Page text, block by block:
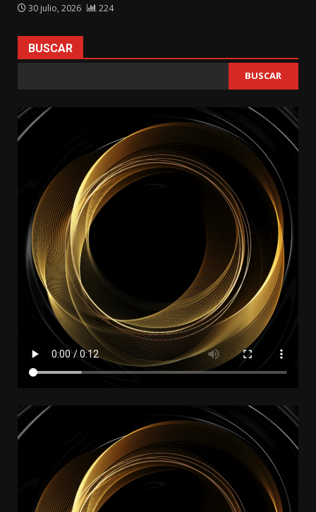
30 julio, 2026 224
BUSCAR
BUSCAR